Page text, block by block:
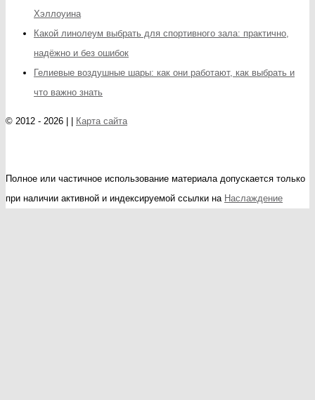
Хэллоуина
Какой линолеум выбрать для спортивного зала: практично,
надёжно и без ошибок
Гелиевые воздушные шары: как они работают, как выбрать и
что важно знать
© 2012 - 2026 | | Карта сайта
Полное или частичное использование материала допускается только
при наличии активной и индексируемой ссылки на Наслаждение